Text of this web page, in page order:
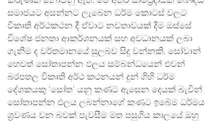
සමාජයට අසන්නට ලැබෙන ධර්ම කොටස් වලට
විකෘති අර්ථකථන දී ඒවාට නවතාවයක් දීම ඔස්සේ
විශේෂ ජනතා ආකර්ශනයක් සහ අවධානයක් ලබා
ගැනීම ද වර්තමානයේ සුලබව සිදු වන්නකි. සෝවාන්
හෙවත් සෝතාපන්න ඵලය සම්බන්ධයෙන් එවන්
බරපතල විකෘති අර්ථ කථනයන් දුන් ගිහි ධර්ම
දේශකයකු ‘සෝත’ යනු කණට ඇසෙන දෙයක් බැවින්
සෝතාපන්න ඵලය ලබන්නාගේ කණට ඉබේම ධර්මය
ශ්‍රවණය වන බවක් පැවසීම මත පසුගිය කාලයේ ඔහු